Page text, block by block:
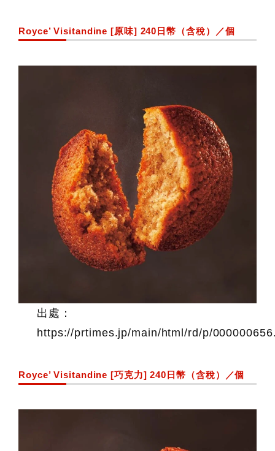
Royce’ Visitandine [原味] 240日幣（含稅）／個
出處：
https://prtimes.jp/main/html/rd/p/
Royce’ Visitandine [巧克力] 240日幣（含稅）／個